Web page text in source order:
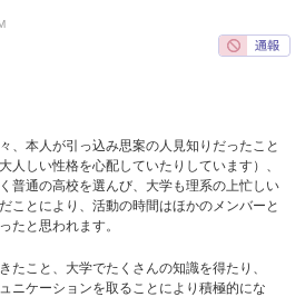
、本人が引っ込み思案の人見知りだったこと
人しい性格を心配していたりしています）、
普通の高校を選んび、大学も理系の上忙しい
ことにより、活動の時間はほかのメンバーと
たと思われます。
たこと、大学でたくさんの知識を得たり、
ニケーションを取ることにより積極的にな